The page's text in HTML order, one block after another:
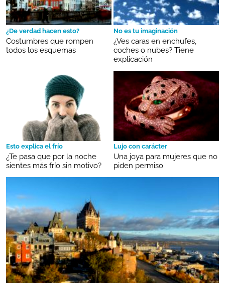
¿De verdad hacen esto?
Costumbres que rompen
todos los esquemas
No es tu imaginación
¿Ves caras en enchufes,
coches o nubes? Tiene
explicación
Esto explica el frío
¿Te pasa que por la noche
sientes más frío sin motivo?
Lujo con carácter
Una joya para mujeres que no
piden permiso